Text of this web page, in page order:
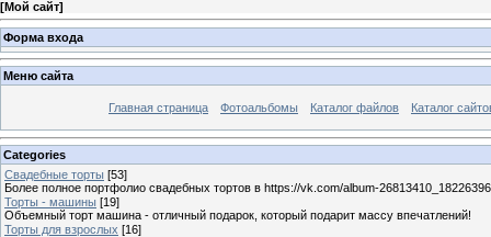
[Мой сайт]
Форма входа
Меню сайта
Главная страница Фотоальбомы Каталог файлов Каталог
Categories
Свадебные торты [53]
Более полное портфолио свадебных тортов в https://vk.com/album-
Торты - машины [19]
Объемный торт машина - отличный подарок, который подарит массу впечатлений!
Торты для взрослых [16]